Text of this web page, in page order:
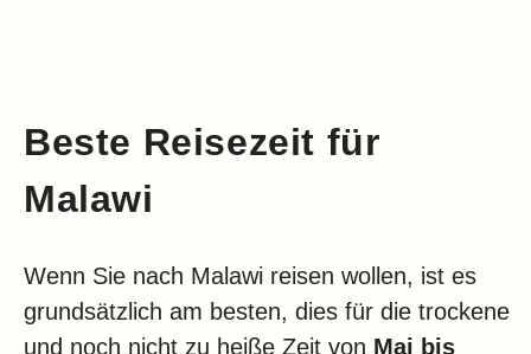
Beste Reisezeit für
Malawi
Wenn Sie nach Malawi reisen wollen, ist es
grundsätzlich am besten, dies für die trockene
und noch nicht zu heiße Zeit von Mai bis